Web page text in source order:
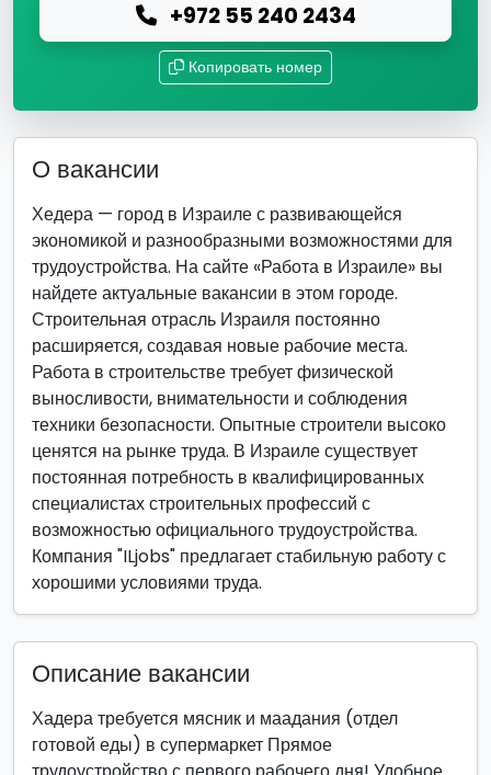
+972 55 240 2434
Копировать номер
О вакансии
Хедера — город в Израиле с развивающейся
экономикой и разнообразными возможностями для
трудоустройства. На сайте «Работа в Израиле» вы
найдете актуальные вакансии в этом городе.
Строительная отрасль Израиля постоянно
расширяется, создавая новые рабочие места.
Работа в строительстве требует физической
выносливости, внимательности и соблюдения
техники безопасности. Опытные строители высоко
ценятся на рынке труда. В Израиле существует
постоянная потребность в квалифицированных
специалистах строительных профессий с
возможностью официального трудоустройства.
Компания "ILjobs" предлагает стабильную работу с
хорошими условиями труда.
Описание вакансии
Хадера требуется мясник и маадания (отдел
готовой еды) в супермаркет Прямое